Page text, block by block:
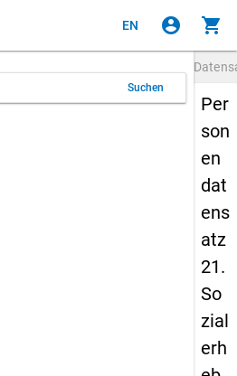
EN account_circle shopping_cart
Suchen
Per
son
en
dat
ens
atz
21.
So
zial
erh